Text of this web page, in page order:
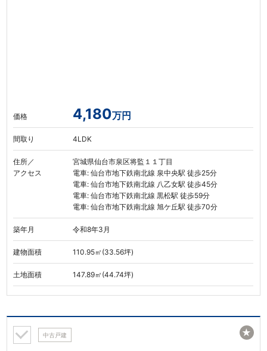
価格 4,180万円
間取り 4LDK
住所／
アクセス
宮城県仙台市泉区将監１１丁目
電車: 仙台市地下鉄南北線 泉中央駅 徒歩25分
電車: 仙台市地下鉄南北線 八乙女駅 徒歩45分
電車: 仙台市地下鉄南北線 黒松駅 徒歩59分
電車: 仙台市地下鉄南北線 旭ケ丘駅 徒歩70分
築年月 令和8年3月
建物面積 110.95㎡(33.56坪)
土地面積 147.89㎡(44.74坪)
中古戸建 ★